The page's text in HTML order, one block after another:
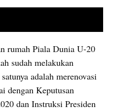
rumah Piala Dunia U-20
sudah melakukan
adalah merenovasi
dengan Keputusan
dan Instruksi Presiden